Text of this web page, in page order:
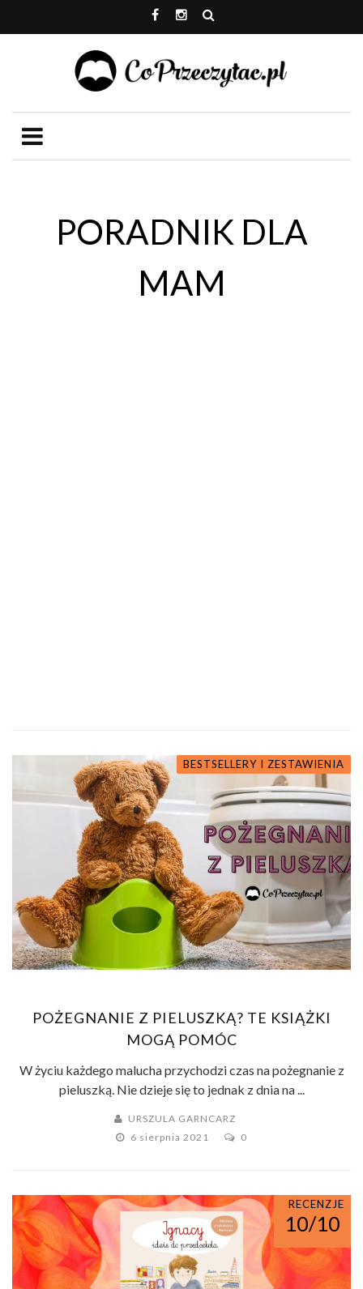
PORADNIK DLA
MAM
BESTSELLERY I ZESTAWIENIA
POŻEGNANIE Z PIELUSZKĄ? TE KSIĄŻKI
MOGĄ POMÓC
W życiu każdego malucha przychodzi czas na pożegnanie z
pieluszką. Nie dzieje się to jednak z dnia na ...
URSZULA GARNCARZ
6 sierpnia 2021
0
RECENZJE
10/10